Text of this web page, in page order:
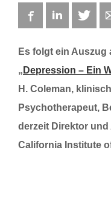
FacebookLinkedIn
Es folgt ein Auszug
„ Depression – Ein
H. Coleman,
Psychotherapeut,
derzeit Direktor
California Institute